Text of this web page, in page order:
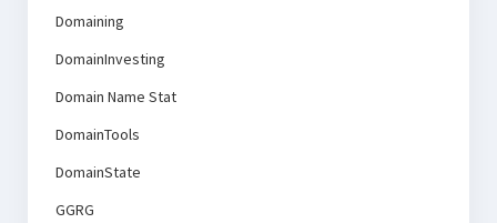
Domaining
DomainInvesting
Domain Name Stat
DomainTools
DomainState
GGRG